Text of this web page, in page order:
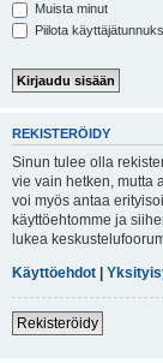
Muista minut
Piilota
REKISTERÖIDY
Sinun tulee olla
vie vain hetken, mutta
voi myös antaa
käyttöehtomme ja
lukea
Käyttöehdot |
Rekisteröidy